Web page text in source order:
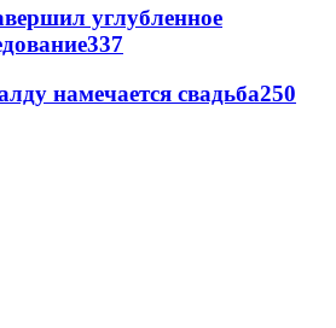
углубленное
337
намечается свадьба250